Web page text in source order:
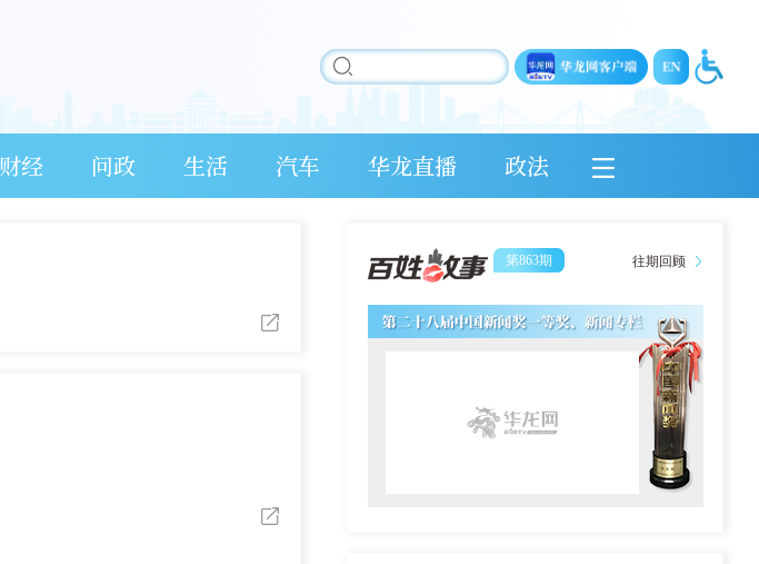
财经 问政 生活 汽车 华龙直播 政法
第863期 往期回顾